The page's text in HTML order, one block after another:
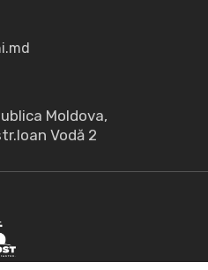
Moldova,
Vodă 2